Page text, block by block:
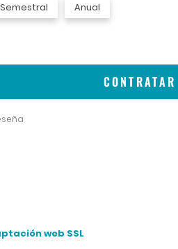
Semestral Anual
CONTRATAR
web SSL